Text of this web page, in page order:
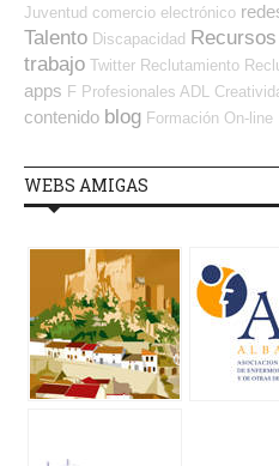
Juventud comercio electrónico
Talento Discapacidad
trabajo Twitter Reclutamiento
apps F Profesionales ADL
contenido blog Formación On-line
WEBS AMIGAS